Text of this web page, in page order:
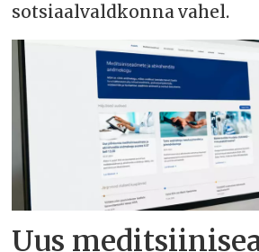
sotsiaalvaldkonna vahel.
Uus